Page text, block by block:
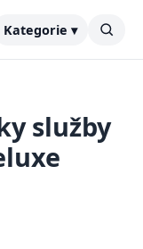
Kategorie ▾
služby